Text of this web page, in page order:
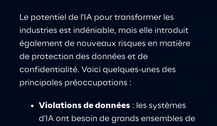
Le potentiel de l'IA pour transformer les
industries est indéniable, mais elle introduit
également de nouveaux risques en matière
de protection des données et de
confidentialité. Voici quelques-unes des
principales préoccupations :
Violations de données : les systèmes
d'IA ont besoin de grands ensembles de